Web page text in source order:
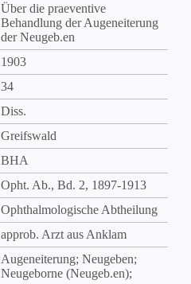
Über die praeventive
Behandlung der Augeneiterung
der Neugeb.en
1903
34
Diss.
Greifswald
BHA
Opht. Ab., Bd. 2, 1897-1913
Ophthalmologische Abtheilung
approb. Arzt aus Anklam
Augeneiterung; Neugeben;
Neugeborne (Neugeb.en);